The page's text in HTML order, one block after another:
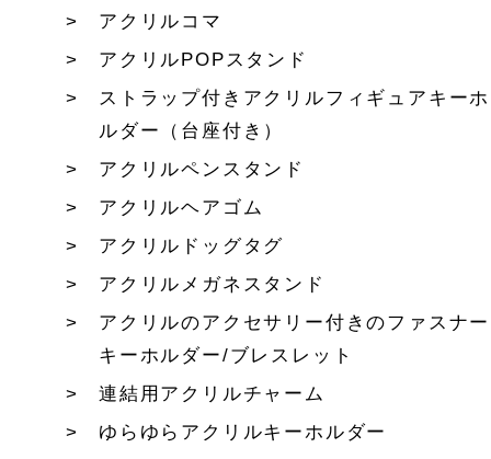
アクリルコマ
アクリルPOPスタンド
ストラップ付きアクリルフィギュアキーホ
ルダー（台座付き）
アクリルペンスタンド
アクリルヘアゴム
アクリルドッグタグ
アクリルメガネスタンド
アクリルのアクセサリー付きのファスナー
キーホルダー/ブレスレット
連結用アクリルチャーム
ゆらゆらアクリルキーホルダー